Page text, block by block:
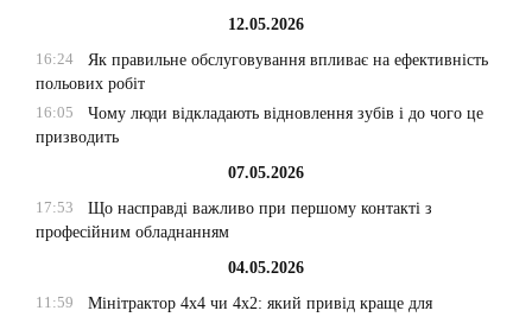
12.05.2026
16:24
Як правильне обслуговування впливає на ефективність
польових робіт
16:05
Чому люди відкладають відновлення зубів і до чого це
призводить
07.05.2026
17:53
Що насправді важливо при першому контакті з
професійним обладнанням
04.05.2026
11:59
Мінітрактор 4х4 чи 4х2: який привід краще для